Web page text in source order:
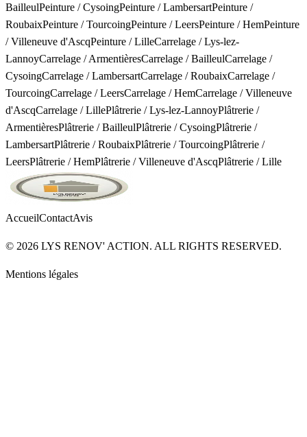
BailleulPeinture / CysoingPeinture / LambersartPeinture /
RoubaixPeinture / TourcoingPeinture / LeersPeinture / HemPeinture
/ Villeneuve d'AscqPeinture / LilleCarrelage / Lys-lez-
LannoyCarrelage / ArmentièresCarrelage / BailleulCarrelage /
CysoingCarrelage / LambersartCarrelage / RoubaixCarrelage /
TourcoingCarrelage / LeersCarrelage / HemCarrelage / Villeneuve
d'AscqCarrelage / LillePlâtrerie / Lys-lez-LannoyPlâtrerie /
ArmentièresPlâtrerie / BailleulPlâtrerie / CysoingPlâtrerie /
LambersartPlâtrerie / RoubaixPlâtrerie / TourcoingPlâtrerie /
LeersPlâtrerie / HemPlâtrerie / Villeneuve d'AscqPlâtrerie / Lille
AccueilContactAvis
© 2026 LYS RENOV' ACTION. ALL RIGHTS RESERVED.
Mentions légales